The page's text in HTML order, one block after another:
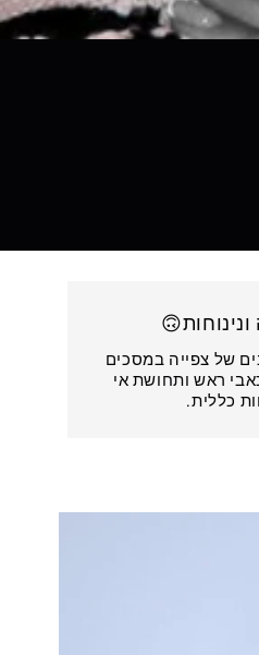
של צפייה במסכים
ראש ותחושת אי
כללית.